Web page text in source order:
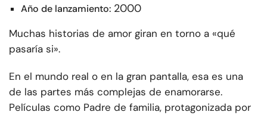
Año de lanzamiento: 2000
Muchas historias de amor giran en torno a «qué
pasaría si».
En el mundo real o en la gran pantalla, esa es una
de las partes más complejas de enamorarse.
Películas como Padre de familia, protagonizada por